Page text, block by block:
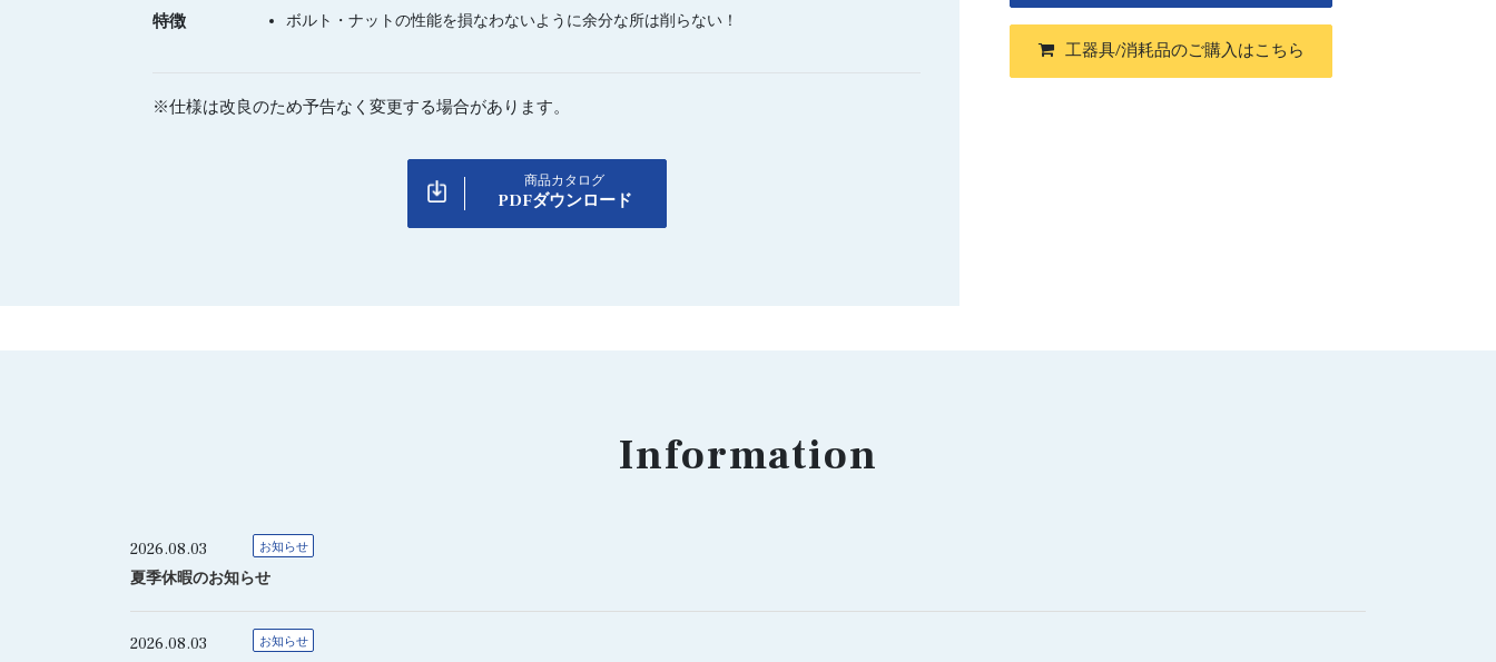
特徴 ボルト・ナットの性能を損なわないように余分な所は削らない！
※仕様は改良のため予告なく変更する場合があります。
商品カタログ
PDFダウンロード
工器具/消耗品のご購入はこちら
Information
2026.08.03 お知らせ
夏季休暇のお知らせ
2026.08.03 お知らせ